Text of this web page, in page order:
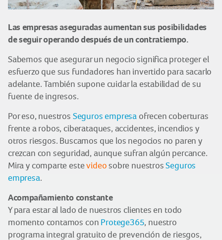
Las empresas aseguradas aumentan sus posibilidades
de seguir operando después de un contratiempo.
Sabemos que asegurar un negocio significa proteger el
esfuerzo que sus fundadores han invertido para sacarlo
adelante. También supone cuidar la estabilidad de su
fuente de ingresos.
Por eso, nuestros Seguros empresa ofrecen coberturas
frente a robos, ciberataques, accidentes, incendios y
otros riesgos. Buscamos que los negocios no paren y
crezcan con seguridad, aunque sufran algún percance.
Mira y comparte estevideo sobre nuestrosSeguros
empresa.
Acompañamiento constante
Y para estar al lado de nuestros clientes en todo
momento contamos con Protege365, nuestro
programa integral gratuito de prevención de riesgos,